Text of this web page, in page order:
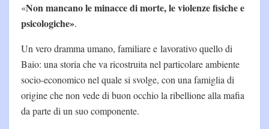
«Non mancano le minacce di morte, le violenze fisiche e
psicologiche».
Un vero dramma umano, familiare e lavorativo quello di
Baio: una storia che va ricostruita nel particolare ambiente
socio-economico nel quale si svolge, con una famiglia di
origine che non vede di buon occhio la ribellione alla mafia
da parte di un suo componente.